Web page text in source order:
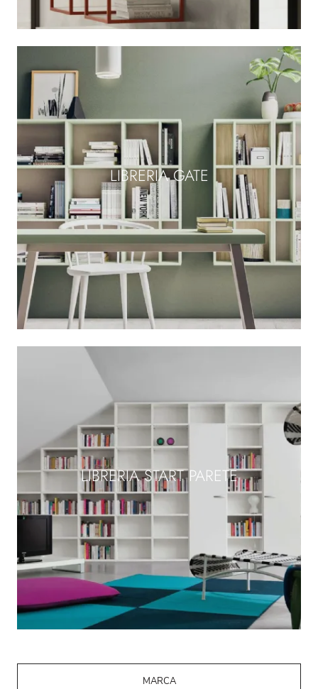
MARCA
LIBRERIA GATE
LIBRERIA START PARETE